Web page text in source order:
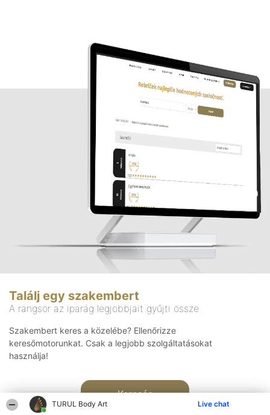
TURUL Body Art Live chat
Találj egy szakembert
A rangsor az iparág legjobbjait gyűjti össze
Szakembert keres a közelébe? Ellenőrizze
keresőmotorunkat. Csak a legjobb szolgáltatásokat
használja!
Keresés